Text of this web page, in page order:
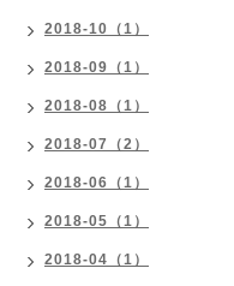
2018-10（1）
2018-09（1）
2018-08（1）
2018-07（2）
2018-06（1）
2018-05（1）
2018-04（1）